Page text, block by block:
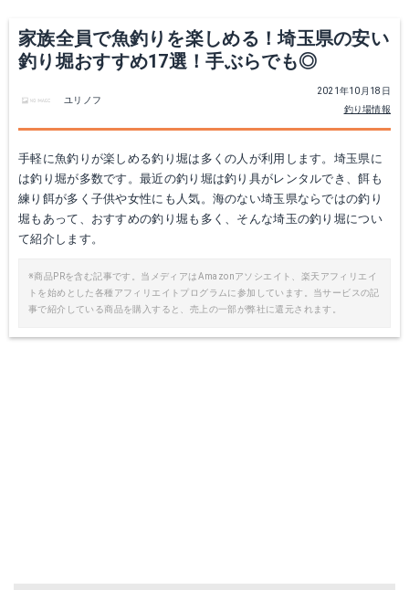
家族全員で魚釣りを楽しめる！埼玉県の安い
釣り堀おすすめ17選！手ぶらでも◎
2021年10月18日
釣り場情報
ユリノフ
手軽に魚釣りが楽しめる釣り堀は多くの人が利用します。埼玉県に
は釣り堀が多数です。最近の釣り堀は釣り具がレンタルでき、餌も
練り餌が多く子供や女性にも人気。海のない埼玉県ならではの釣り
堀もあって、おすすめの釣り堀も多く、そんな埼玉の釣り堀につい
て紹介します。
※商品PRを含む記事です。当メディアはAmazonアソシエイト、楽天アフィリエイ
トを始めとした各種アフィリエイトプログラムに参加しています。当サービスの記
事で紹介している商品を購入すると、売上の一部が弊社に還元されます。